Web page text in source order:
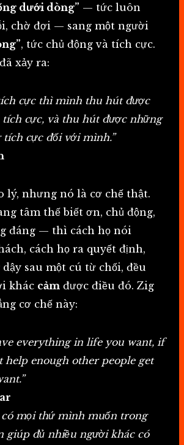
dưới dòng” — tức luôn
chờ đợi — sang một người
, tức chủ động và tích cực.
xảy ra:
cực thì mình thu hút được
cực, và thu hút được những
tích cực đối với mình.”
lý, nhưng nó là cơ chế thật.
tâm thế biết ơn, chủ động,
đáng — thì cách họ nói
cách họ ra quyết định,
sau một cú từ chối, đều
khác cảm được điều đó. Zig
cơ chế này:
everything in life you want, if
help enough other people get
có mọi thứ mình muốn trong
giúp đủ nhiều người khác có